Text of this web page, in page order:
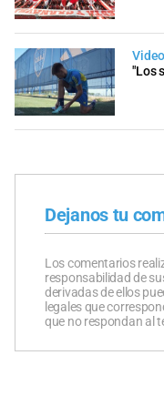
Video
"Los
Dejanos tu
Los comentarios
responsabilidad de
derivadas de ellos
legales que
que no respondan al